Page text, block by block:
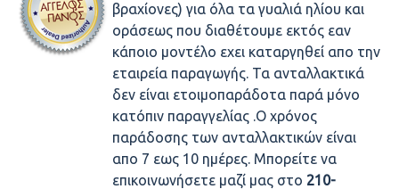
βραχίονες) για όλα τα γυαλιά ηλίου και
οράσεως που διαθέτουμε εκτός εαν
κάποιο μοντέλο εχει καταργηθεί απο την
εταιρεία παραγωγής. Τα ανταλλακτικά
δεν είναι ετοιμοπαράδοτα παρά μόνο
κατόπιν παραγγελίας .Ο χρόνος
παράδοσης των ανταλλακτικών είναι
απο 7 εως 10 ημέρες. Μπορείτε να
επικοινωνήσετε μαζί μας στο 210-